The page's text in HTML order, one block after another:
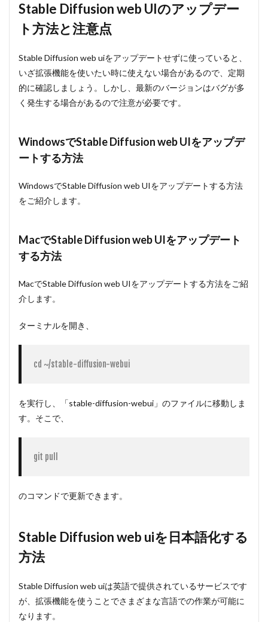
Stable Diffusion web UIのアップデー
ト方法と注意点
Stable Diffusion web uiをアップデートせずに使っていると、
いざ拡張機能を使いたい時に使えない場合があるので、定期
的に確認しましょう。しかし、最新のバージョンはバグが多
く発生する場合があるので注意が必要です。
WindowsでStable Diffusion web UIをアップデ
ートする方法
WindowsでStable Diffusion web UIをアップデートする方法
をご紹介します。
MacでStable Diffusion web UIをアップデート
する方法
MacでStable Diffusion web UIをアップデートする方法をご紹
介します。
ターミナルを開き、
cd ~/stable-diffusion-webui
を実行し、「stable-diffusion-webui」のファイルに移動しま
す。そこで、
git pull
のコマンドで更新できます。
Stable Diffusion web uiを日本語化する
方法
Stable Diffusion web uiは英語で提供されているサービスです
が、拡張機能を使うことでさまざまな言語での作業が可能に
なります。